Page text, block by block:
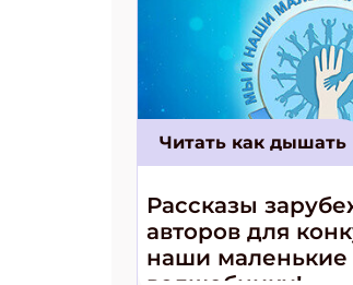
Читать как дышать
Рассказы
авторов для
наши маленькие